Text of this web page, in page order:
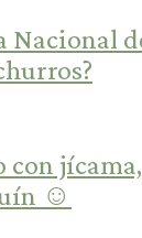
Nacional
con
☺️